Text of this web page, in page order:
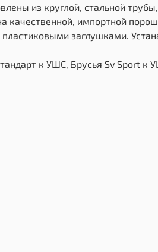
из круглой, стальной
импортной
заглушками.
к УШС, Брусья Sv Sport к